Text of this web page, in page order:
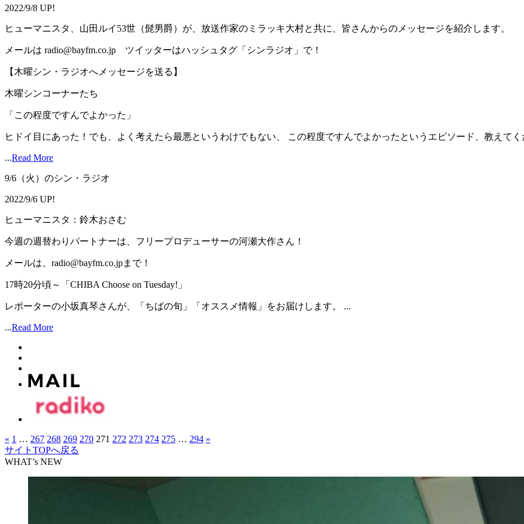
2022/9/8 UP!
ヒューマニスタ、山田ルイ53世（髭男爵）が、放送作家のミラッキ大村と共に、皆さんからのメッセージを紹介します。
メールは radio@bayfm.co.jp ツイッターはハッシュタグ「シンラジオ」で！
【木曜シン・ラジオへメッセージを送る】
木曜シンコーナーたち
「この程度ですんでよかった」
ヒドイ目にあった！でも、よく考えたら最悪というわけでもない、 この程度ですんでよかったというエピソード、教えてく
...Read More
9/6（火）のシン・ラジオ
2022/9/6 UP!
ヒューマニスタ：鈴木おさむ
今週の週替わりパートナーは、フリープロデューサーの河瀬大作さん！
メールは、radio@bayfm.co.jpまで！
17時20分頃～「CHIBA Choose on Tuesday!」
レポーターの小坂真琴さんが、「ちばの旬」「オススメ情報」をお届けします。 ...
...Read More
« 1 … 267 268 269 270 271 272 273 274 275 … 294 »
サイトTOPへ戻る
WHAT’s NEW